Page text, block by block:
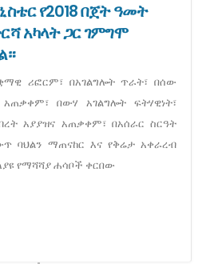
የ2018 በጀት ዓመት
አካላት ጋር ገምግሞ
ሪፎርም፣ በአገልግሎት ጥራት፣ በሰው
በውሃ አገልግሎት ፍትሃዊነት፣
አያያዝና አጠቃቀም፣ በአሰራር ስርዓት
ባህልን ማጠናከር እና የቅሬታ አቀራረብ
የማሻሻያ ሐሳቦች ቀርበው